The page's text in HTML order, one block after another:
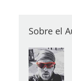
Sobre el